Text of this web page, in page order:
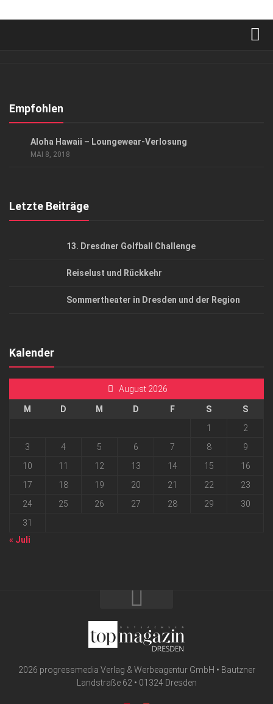
Kontakt, Impressum
Empfohlen
Aloha Hawaii – Loungewear-Verlosung
MAI 8, 2018
Letzte Beiträge
13. Dresdner Golfball Challenge
Reiselust und Rückkehr
Sommertheater in Dresden und der Region
Kalender
August 2026
M D M D F S
S
1
2
3
4 5 6 7 8
9
10
11 12 13 14 15
16
17
18 19 20 21 22
23
24
25 26 27 28 29
30
31
« Juli
2026 progressmedia Verlag & Werbeagentur GmbH • Bautzner
Landstraße 62 • 01324 Dresden